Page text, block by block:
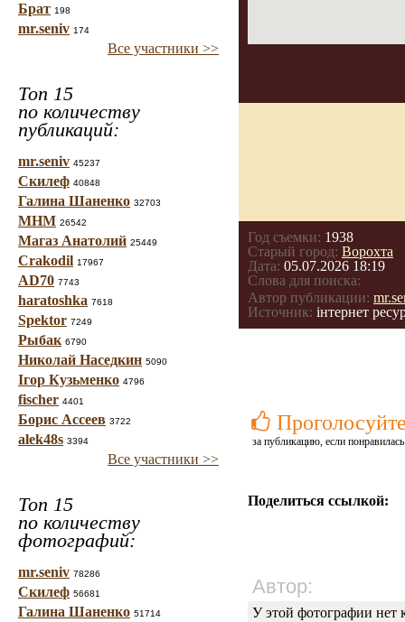
Брат 198
mr.seniv 174
Все участники >>
Топ 15
по количеству
публикаций:
mr.seniv 45237
Скилеф 40848
Галина Шаненко 32703
МНМ 26542
Магаз Анатолий 25449
Crakodil 17967
AD70 7743
haratoshka 7618
Spektor 7249
Рыбак 6790
Николай Наседкин 5090
Ігор Кузьменко 4796
fischer 4401
Борис Ассеев 3722
alek48s 3394
Все участники >>
Топ 15
по количеству
фотографий:
mr.seniv 78286
Скилеф 56681
Галина Шаненко 51714
Год съемки: 1938
Старый город: Ворохта
Дата: 05.07.2026 18:19
Слова для поиска:
Автор публикации:
Источник: інтернет
за публикацию, если
Поделиться ссылкой:
Автор:
У этой фотографии нет